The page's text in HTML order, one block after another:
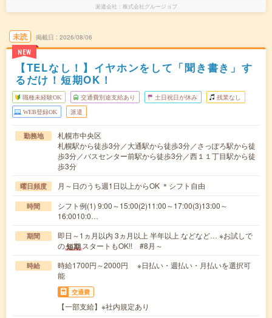
派遣会社 株式会社グルージョブ
未読
NEW
掲載日 2026/08/06
【TELなし！】イヤホンをして「聞き書き」す
るだけ！短期OK！
職種未経験OK 交通費別途支給あり 土日祝日が休み 残業なし
WEB登録OK 派遣
勤務地
札幌市中央区
札幌駅から徒歩3分／大通駅から徒歩3分／さっぽろ駅から徒
歩3分／バスセンター前駅から徒歩3分／西１１丁目駅から徒
歩3分
曜日頻度 月～日のうち週1日以上からOK ＊シフト自由
時間
シフト例(1) 9:00～15:00(2)11:00～17:00(3)13:00～
16:0010:0…
期間
即日～1ヵ月以内 3ヵ月以上 半年以上 などなど… ※お試しで
の短期 スタートもOK!! #8月～
時給
時給1700円～2000円 ※日払い・週払い・月払いを選択可
能
交通費
【一部支給】※社内規定あり